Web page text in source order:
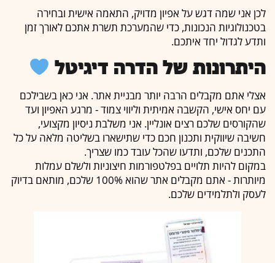
לכן אני שמה דגש על אפיון מדויק, התאמה אישית ובחירה
בטכנולוגיות הנכונות, כדי שהמערכת תשרת אתכם לאורך זמן
ותדע לגדול יחד איתכם.
היתרונות של הדרה דיגיטל
אצלי אתם מקבלים הרבה יותר מבניית אתר. אני כאן בשבילכם
עם יחס אישי, הקשבה אמיתית וליווי צמוד - מרגע האפיון ועד
שהקורסים שלכם רצים אונליין. אני משלבת ניסיון מקצועי,
חשיבה שיווקית ותכנון חכם כדי שתישארו בשליטה מלאה על כל
התכנים שלכם, ותדעו שהכל עובד כמו שצריך.
במקום להיות תלויים בפלטפורמות חיצוניות ולשלם עמלות
מיותרות - אתם מקבלים אתר שהוא 100% שלכם, מותאם בדיוק
לעסק ולתלמידים שלכם.